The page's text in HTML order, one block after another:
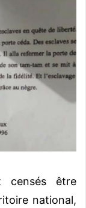
censés être
national,